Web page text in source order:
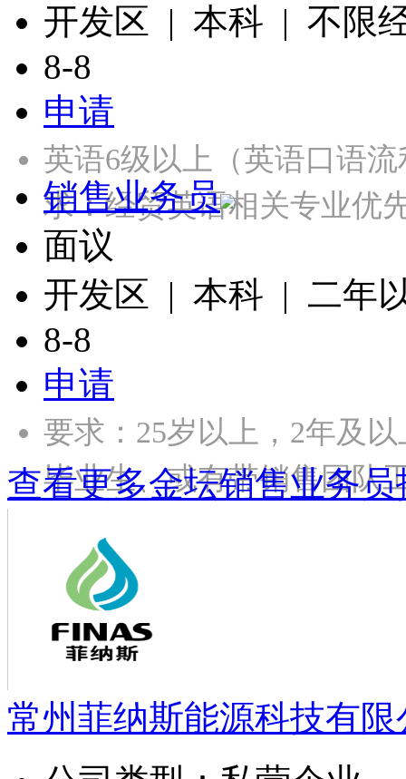
开发区 | 本科 | 不限
8-8
申请
英语6级以上（英语口语
求：经贸英语相关专业
销售业务员
面议
开发区 | 本科 | 二年
8-8
申请
要求：25岁以上，2年及
毕业生、或有带销售团
查看更多金坛销售业务
常州菲纳斯能源科技有限